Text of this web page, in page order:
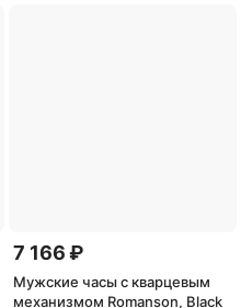
7 166 ₽
Мужские часы с кварцевым
механизмом Romanson, Black